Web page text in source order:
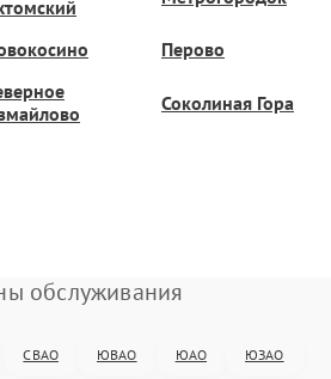
Перово
Соколиная Гора
обслуживания
СВАО ЮВАО ЮАО ЮЗАО